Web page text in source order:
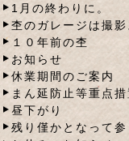
1月の終わりに。
杢のガレージは撮影
１０年前の杢
お知らせ
休業期間のご案内
まん延防止等重点
昼下がり
残り僅かとなって参